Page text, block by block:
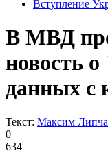
Вступление
В МВД
новость
данных с
Текст: Максим
0
634